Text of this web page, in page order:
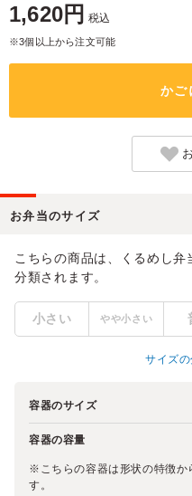
1,620円 税込
※3個以上から注文可能
かご
お弁当のサイズ
こちらの商品は、くるめし
分類されます。
小さい やや小さい
サイズ
容器のサイズ
容器の容量
※こちらの容器は形状の特徴か
す。